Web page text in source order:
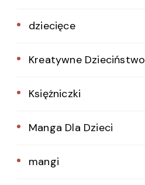
dziecięce
Kreatywne Dzieciństwo
Księżniczki
Manga Dla Dzieci
mangi